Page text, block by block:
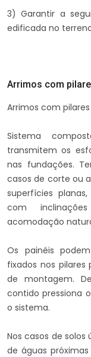
3) Garantir a
edificada no
Arrimos com
Arrimos com
Sistema
transmitem os
nas fundações.
casos de corte ou
superfícies
com
acomodação
Os painéis
fixados nos
de montagem.
contido pressiona
o sistema.
Nos casos de
de águas